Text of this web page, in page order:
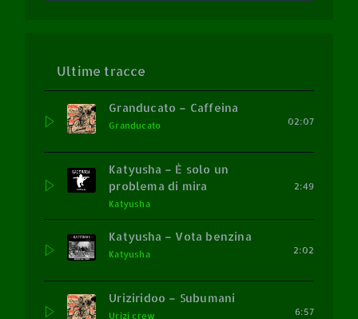
Ultime tracce
Granducato – Caffeina
Granducato 02:07
Katyusha – È solo un
problema di mira
Katyusha
2:49
Katyusha – Vota benzina
Katyusha 2:02
Uriziridoo – Subumani
Urizi crew 6:57